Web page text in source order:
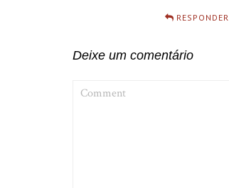
RESPONDER
Deixe um comentário